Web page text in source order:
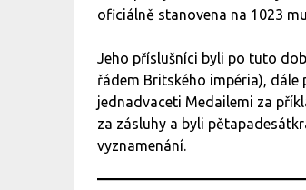
oficiálně stanovena na 1023
Jeho příslušníci byli po tuto
řádem Britského impéria), dále
jednadvaceti Medailemi za
za zásluhy a byli
vyznamenání.